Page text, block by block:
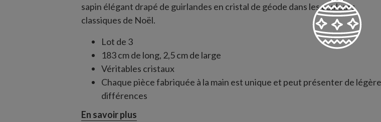
sapin élégant drapé de guirlandes en cristal de géode dans les couleurs
classiques de Noël.
Lot de 3
183 cm de long, 2,5 cm de large
Véritables cristaux
Chaque pièce fabriquée à la main est unique et peut présenter de
différences
Utilisation en intérieur exclusivement
En savoir plus